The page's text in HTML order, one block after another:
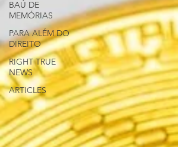
BAÚ DE
MEMÓRIAS
PARA ALÉM DO
DIREITO
RIGHT TRUE
NEWS
ARTICLES